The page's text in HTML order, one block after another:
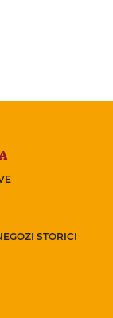
STORICI